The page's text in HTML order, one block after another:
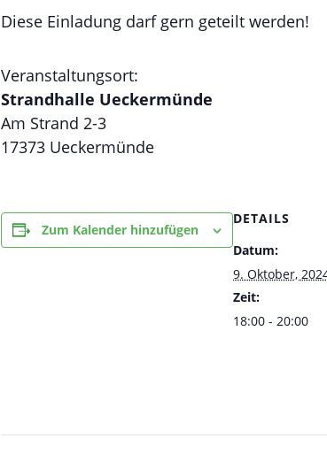
Diese Einladung darf gern geteilt werden!
Veranstaltungsort:
Strandhalle Ueckermünde
Am Strand 2-3
17373 Ueckermünde
Zum Kalender hinzufügen
DETAILS
Datum:
9. Oktober,
Zeit:
18:00 - 20:00